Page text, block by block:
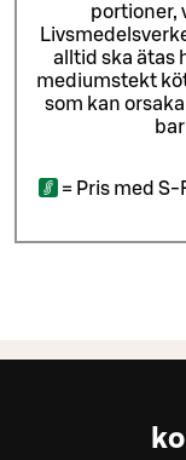
portioner,
alltid ska ätas
mediumstekt
som kan
= Pris med